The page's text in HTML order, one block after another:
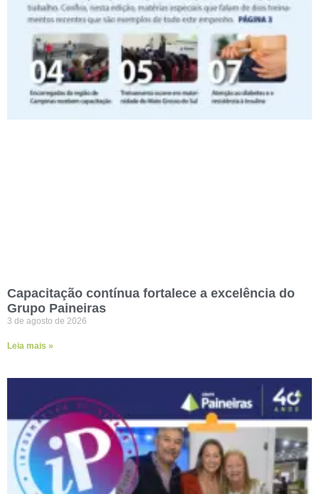
Capacitação contínua fortalece a excelência do
Grupo Paineiras
3 de agosto de 2026
Leia mais »